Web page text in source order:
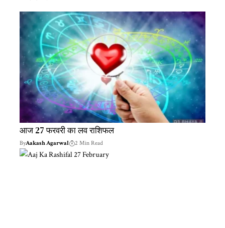
आज 27 फरवरी का लव राशिफल
ByAakash Agarwal 2 Min Read